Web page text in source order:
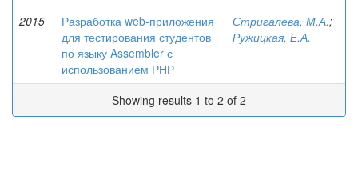
2015
Разработка web-приложения
для тестирования студентов
по языку Assembler с
использованием РНР
Стригалева, М.А.;
Ружицкая, Е.А.
Showing results 1 to 2 of 2